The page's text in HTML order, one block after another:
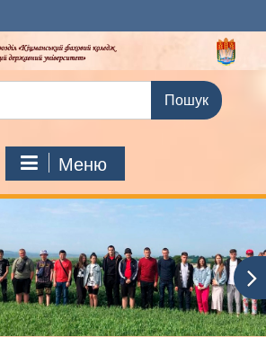
Меню